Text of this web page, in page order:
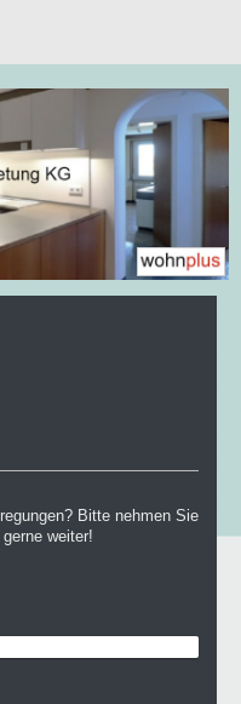
Bitte nehmen Sie
weiter!